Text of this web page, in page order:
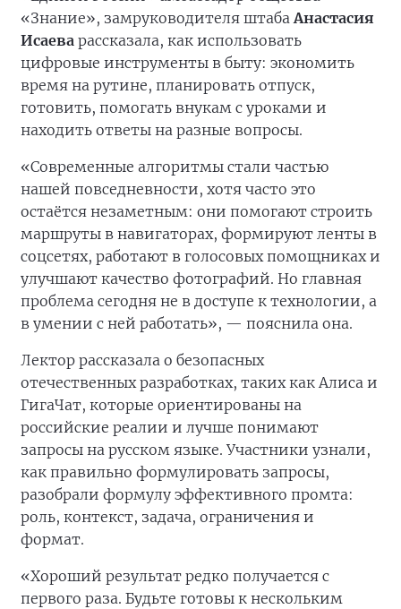
«Знание», замруководителя штабаАнастасия
Исаева рассказала, как использовать
цифровые инструменты в быту: экономить
время на рутине, планировать отпуск,
готовить, помогать внукам с уроками и
находить ответы на разные вопросы.
«Современные алгоритмы стали частью
нашей повседневности, хотя часто это
остаётся незаметным: они помогают строить
маршруты в навигаторах, формируют ленты в
соцсетях, работают в голосовых помощниках и
улучшают качество фотографий. Но главная
проблема сегодня не в доступе к технологии, а
в умении с ней работать», — пояснила она.
Лектор рассказала о безопасных
отечественных разработках, таких как Алиса и
ГигаЧат, которые ориентированы на
российские реалии и лучше понимают
запросы на русском языке. Участники узнали,
как правильно формулировать запросы,
разобрали формулу эффективного промта:
роль, контекст, задача, ограничения и
формат.
«Хороший результат редко получается с
первого раза. Будьте готовы к нескольким